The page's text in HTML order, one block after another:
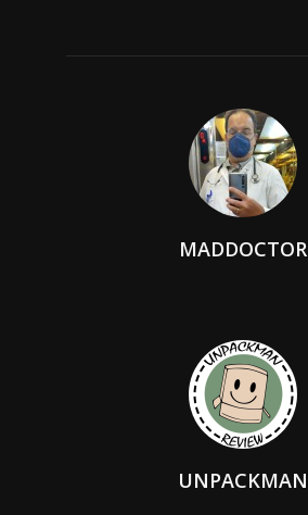
MADDOCTOR
UNPACKMAN